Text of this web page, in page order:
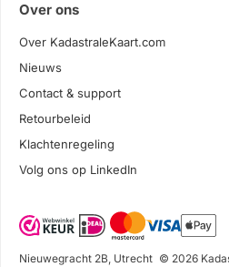
Over ons
Over KadastraleKaart.com
Nieuws
Contact & support
Retourbeleid
Klachtenregeling
Volg ons op LinkedIn
Nieuwegracht 2B, Utrecht © 2026